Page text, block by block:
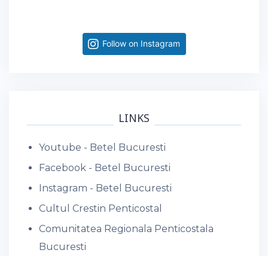
Follow on Instagram
LINKS
Youtube - Betel Bucuresti
Facebook - Betel Bucuresti
Instagram - Betel Bucuresti
Cultul Crestin Penticostal
Comunitatea Regionala Penticostala
Bucuresti